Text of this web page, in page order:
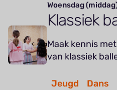
Woensdag
Klassiek
Maak kennis
van klassiek
Jeugd Dans